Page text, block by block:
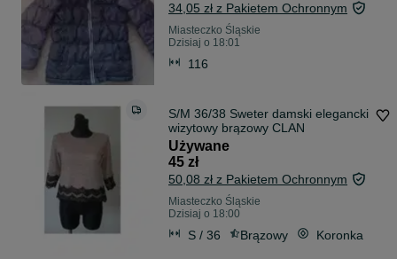
34,05 zł z Pakietem Ochronnym
Miasteczko Śląskie
Dzisiaj o 18:01
116
S/M 36/38 Sweter damski elegancki
wizytowy brązowy CLAN
Używane
45 zł
50,08 zł z Pakietem Ochronnym
Miasteczko Śląskie
Dzisiaj o 18:00
S / 36 Brązowy Koronka